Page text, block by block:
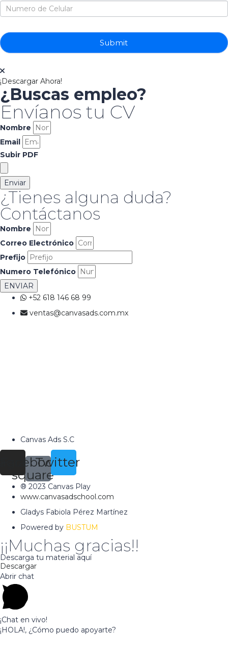
Submit
¡Descargar Ahora!
¿Buscas empleo?
Envíanos tu CV
Nombre
Email
Subir PDF
Enviar
¿Tienes alguna duda?
Contáctanos
Nombre
Correo Electrónico
Prefijo
Numero Telefónico
ENVIAR
+52 618 146 68 99
ventas@canvasads.com.mx
Canvas Ads S.C
Facebook-
square
Twitter
® 2023 Canvas Play
www.canvasadschool.com
Gladys Fabiola Pérez Martínez
Powered by BUSTUM
¡¡Muchas gracias!!
Descarga tu material aquí
Descargar
Abrir chat
¡Chat en vivo!
¡HOLA!, ¿Cómo puedo apoyarte?